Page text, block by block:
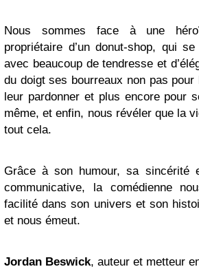
Nous sommes face à une
propriétaire d’un donut-shop, qui
avec beaucoup de tendresse et
du doigt ses bourreaux non pas
leur pardonner et plus encore pour
même, et enfin, nous révéler que la
tout cela.
Grâce à son humour, sa sincérité
communicative, la comédienne
facilité dans son univers et son
et nous émeut.
Jordan Beswick, auteur et metteur